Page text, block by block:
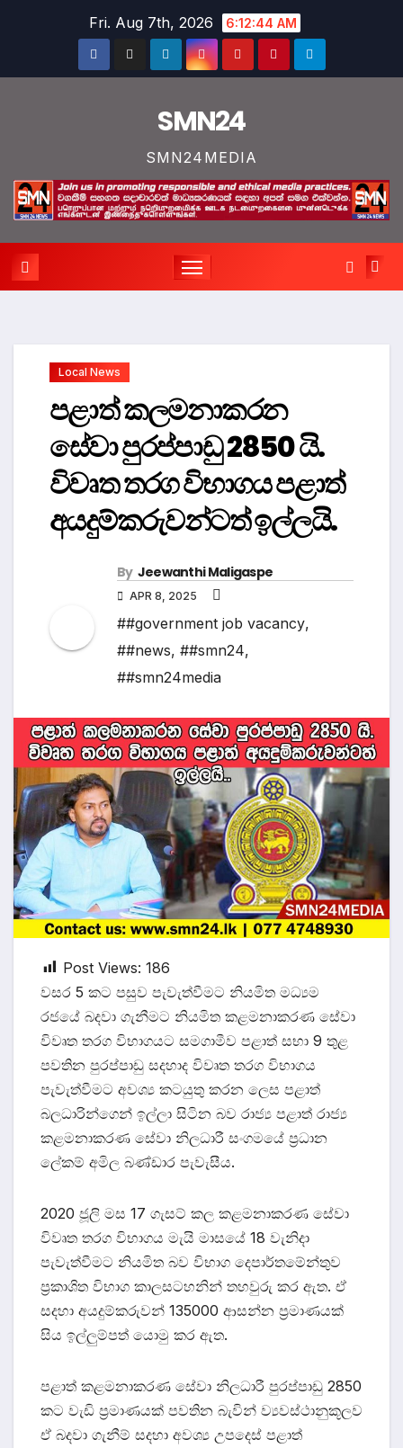
Fri. Aug 7th, 2026 6:12:44 AM
SMN24
SMN24MEDIA
Local News
පළාත් කලමනාකරන
සේවා පුරප්පාඩු 2850 යි.
විවෘත තරග විභාගය පළාත්
අයදුම්කරුවන්ටත් ඉල්ලයි.
By Jeewanthi Maligaspe
APR 8, 2025
##government job vacancy,
##news, ##smn24,
##smn24media
Post Views: 186
වසර 5 කට පසුව පැවැත්වීමට නියමිත මධ්‍යම
රජයේ බදවා ගැනීමට නියමිත කළමනාකරණ සේවා
විවෘත තරග විභාගයට සමගාමීව පළාත් සභා 9 තුළ
පවතින පුරප්පාඩු සදහාද විවෘත තරග විභාගය
පැවැත්වීමට අවශ්‍ය කටයුතු කරන ලෙස පළාත්
බලධාරින්ගෙන් ඉල්ලා සිටින බව රාජ්‍ය පළාත් රාජ්‍ය
කළමනාකරණ සේවා නිලධාරී සංගමයේ ප්‍රධාන
ලේකම් අමිල බණ්ඩාර පැවැසීය.
2020 ජූලි මස 17 ගැසට් කල කළමනාකරණ සේවා
විවෘත තරග විභාගය මැයි මාසයේ 18 වැනිදා
පැවැත්වීමට නියමිත බව විභාග දෙපාර්තමේන්තුව
ප්‍රකාශිත විභාග කාලසටහනින් තහවුරු කර ඇත. ඒ
සදහා අයදුම්කරුවන් 135000 ආසන්න ප්‍රමාණයක්
සිය ඉල්ලුම්පත් යොමු කර ඇත.
පළාත් කළමනාකරණ සේවා නිලධාරී පුරප්පාඩු 2850
කට වැඩි ප්‍රමාණයක් පවතින බැවින් ව්‍යවස්ථානුකූලව
ඒ බදවා ගැනීම් සදහා අවශ්‍ය උපදෙස් පළාත්